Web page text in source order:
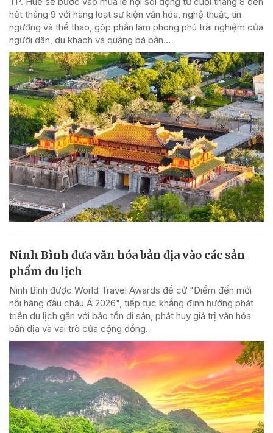
hết tháng 9 với hàng loạt sự kiện văn hóa, nghệ thuật, tín
ngưỡng và thể thao, góp phần làm phong phú trải nghiệm của
người dân, du khách và quảng bá bản...
Ninh Bình đưa văn hóa bản địa vào các sản
phẩm du lịch
Ninh Bình được World Travel Awards đề cử "Điểm đến mới
nổi hàng đầu châu Á 2026", tiếp tục khẳng định hướng phát
triển du lịch gắn với bảo tồn di sản, phát huy giá trị văn hóa
bản địa và vai trò của cộng đồng.